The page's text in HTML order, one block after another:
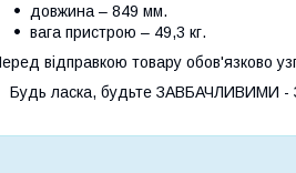
довжина – 849 мм.
вага пристрою – 49,3 кг.
відправкою товару обов'язково
Будь ласка, будьте ЗАВБАЧЛИВИМИ -